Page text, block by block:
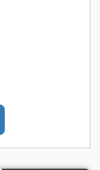
mm
sujeción
Pantalla
de rodillos